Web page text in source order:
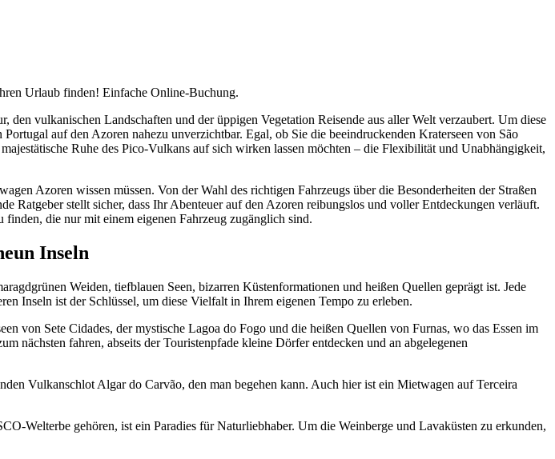
Urlaub finden! Einfache Online-Buchung.
vulkanischen Landschaften und der üppigen Vegetation Reisende aus aller Welt verzaubert. Um diese
auf den Azoren nahezu unverzichtbar. Egal, ob Sie die beeindruckenden Kraterseen von São
Ruhe des Pico-Vulkans auf sich wirken lassen möchten – die Flexibilität und Unabhängigkeit,
Azoren wissen müssen. Von der Wahl des richtigen Fahrzeugs über die Besonderheiten der Straßen
Ratgeber stellt sicher, dass Ihr Abenteuer auf den Azoren reibungslos und voller Entdeckungen verläuft.
die nur mit einem eigenen Fahrzeug zugänglich sind.
Inseln
Weiden, tiefblauen Seen, bizarren Küstenformationen und heißen Quellen geprägt ist. Jede
Inseln ist der Schlüssel, um diese Vielfalt in Ihrem eigenen Tempo zu erleben.
von Sete Cidades, der mystische Lagoa do Fogo und die heißen Quellen von Furnas, wo das Essen im
fahren, abseits der Touristenpfade kleine Dörfer entdecken und an abgelegenen
Vulkanschlot Algar do Carvão, den man begehen kann. Auch hier ist ein Mietwagen auf Terceira
Welterbe gehören, ist ein Paradies für Naturliebhaber. Um die Weinberge und Lavaküsten zu erkunden,